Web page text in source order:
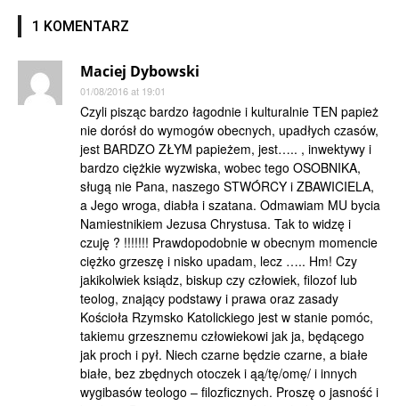
1 KOMENTARZ
Maciej Dybowski
01/08/2016 at 19:01
Czyli pisząc bardzo łagodnie i kulturalnie TEN papież
nie dorósł do wymogów obecnych, upadłych czasów,
jest BARDZO ZŁYM papieżem, jest….. , inwektywy i
bardzo ciężkie wyzwiska, wobec tego OSOBNIKA,
sługą nie Pana, naszego STWÓRCY i ZBAWICIELA,
a Jego wroga, diabła i szatana. Odmawiam MU bycia
Namiestnikiem Jezusa Chrystusa. Tak to widzę i
czuję ? !!!!!!! Prawdopodobnie w obecnym momencie
ciężko grzeszę i nisko upadam, lecz ….. Hm! Czy
jakikolwiek ksiądz, biskup czy człowiek, filozof lub
teolog, znający podstawy i prawa oraz zasady
Kościoła Rzymsko Katolickiego jest w stanie pomóc,
takiemu grzesznemu człowiekowi jak ja, będącego
jak proch i pył. Niech czarne będzie czarne, a białe
białe, bez zbędnych otoczek i ąą/tę/omę/ i innych
wygibasów teologo – filozficznych. Proszę o jasność i